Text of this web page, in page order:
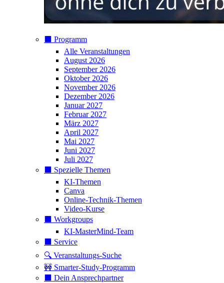
⬛️ Programm
Alle Veranstaltungen
August 2026
September 2026
Oktober 2026
November 2026
Dezember 2026
Januar 2027
Februar 2027
März 2027
April 2027
Mai 2027
Juni 2027
Juli 2027
⬛️ Spezielle Themen
KI-Themen
Canva
Online-Technik-Themen
Video-Kurse
⬛️ Workgroups
KI-MasterMind-Team
⬛️ Service
🔍 Veranstaltungs-Suche
🚧 Smarter-Study-Programm
⬛️ Dein Ansprechpartner